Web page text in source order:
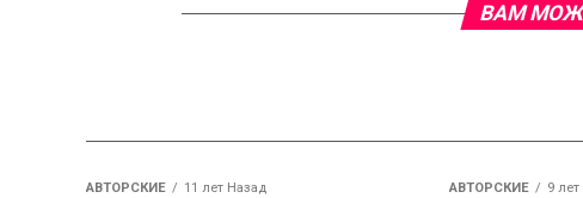
ВАМ
АВТОРСКИЕ 11 лет Назад АВТОРСКИЕ 9